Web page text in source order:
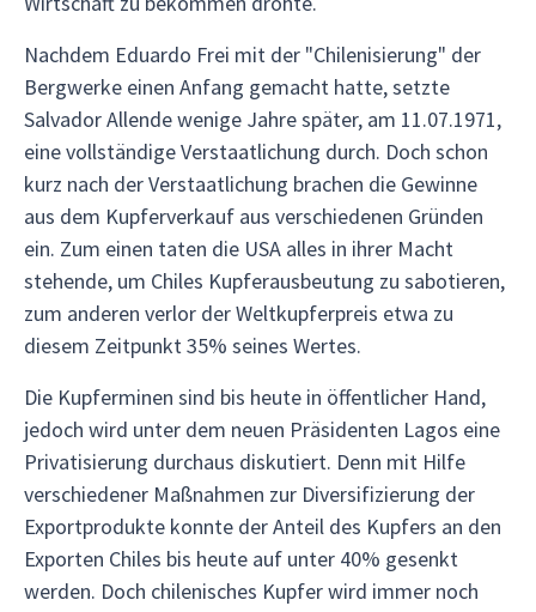
Nachdem Eduardo Frei mit der "Chilenisierung" der
Bergwerke einen Anfang gemacht hatte, setzte
Salvador Allende wenige Jahre später, am 11.07.1971,
eine vollständige Verstaatlichung durch. Doch schon
kurz nach der Verstaatlichung brachen die Gewinne
aus dem Kupferverkauf aus verschiedenen Gründen
ein. Zum einen taten die USA alles in ihrer Macht
stehende, um Chiles Kupferausbeutung zu sabotieren,
zum anderen verlor der Weltkupferpreis etwa zu
diesem Zeitpunkt 35% seines Wertes.
Die Kupferminen sind bis heute in öffentlicher Hand,
jedoch wird unter dem neuen Präsidenten Lagos eine
Privatisierung durchaus diskutiert. Denn mit Hilfe
verschiedener Maßnahmen zur Diversifizierung der
Exportprodukte konnte der Anteil des Kupfers an den
Exporten Chiles bis heute auf unter 40% gesenkt
werden. Doch chilenisches Kupfer wird immer noch